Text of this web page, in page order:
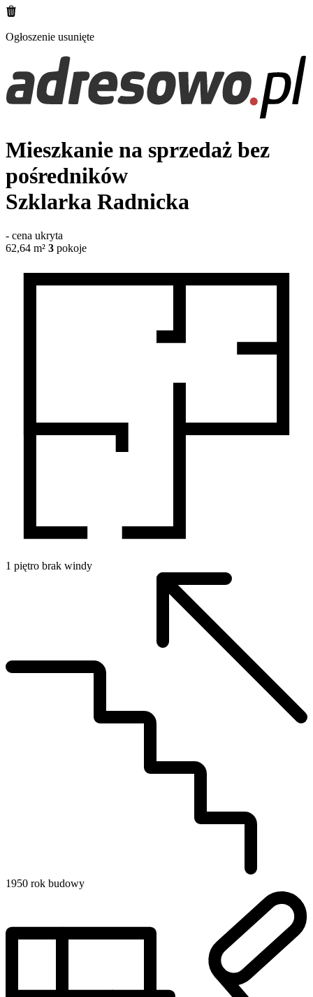
Ogłoszenie usunięte
Mieszkanie na sprzedaż bez
pośredników
Szklarka Radnicka
- cena ukryta
62,64 m² 3 pokoje
1 piętro brak windy
1950 rok budowy